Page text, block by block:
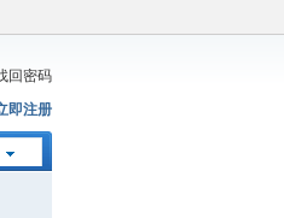
回密码
即注册